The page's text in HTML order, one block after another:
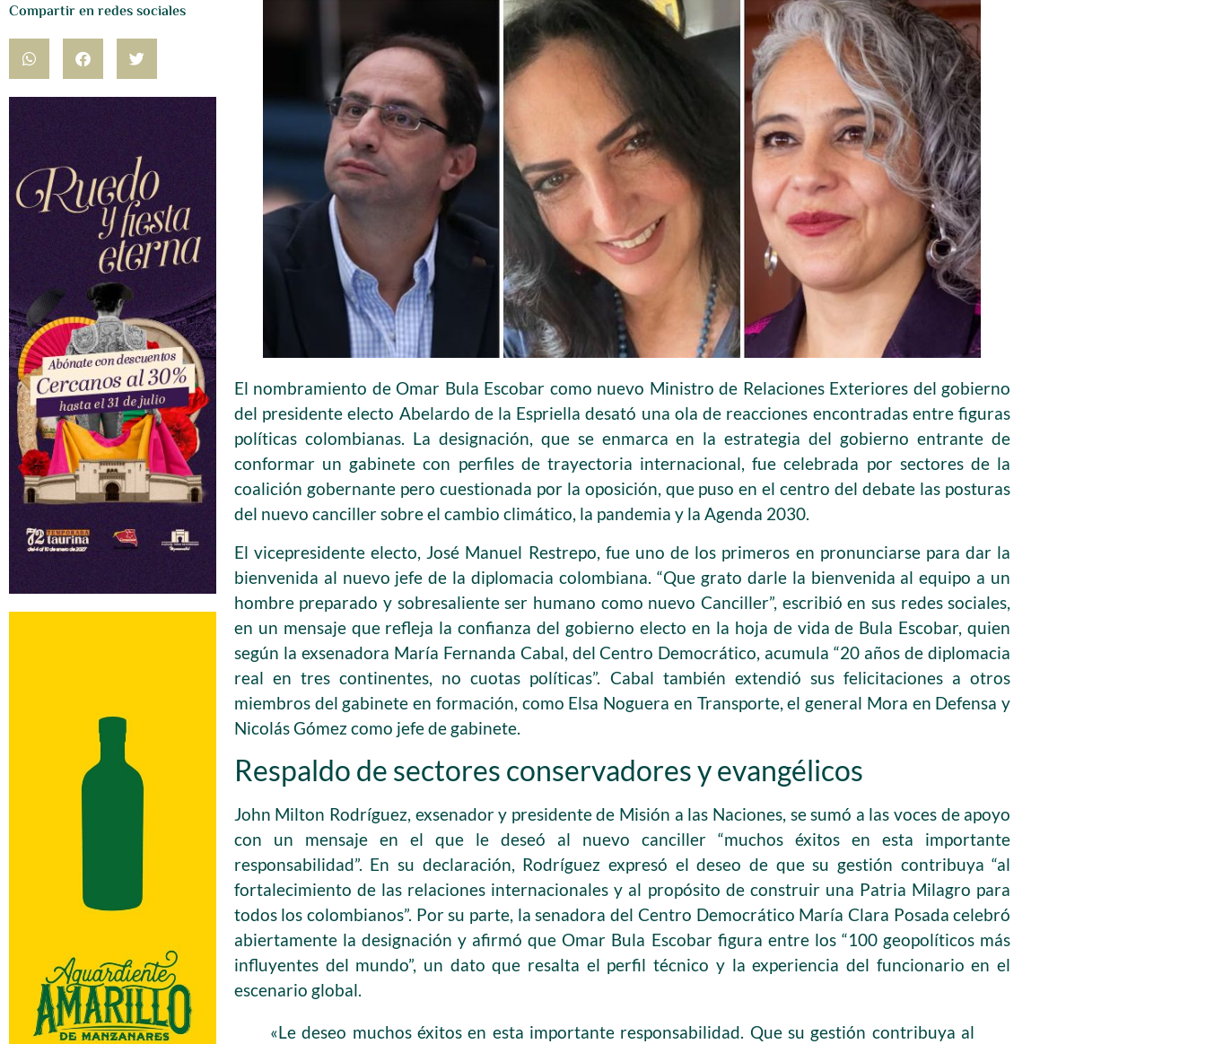
Compartir en redes sociales
El nombramiento de Omar Bula Escobar como nuevo Ministro de Relaciones Exteriores del gobierno
del presidente electo Abelardo de la Espriella desató una ola de reacciones encontradas entre figuras
políticas colombianas. La designación, que se enmarca en la estrategia del gobierno entrante de
conformar un gabinete con perfiles de trayectoria internacional, fue celebrada por sectores de la
coalición gobernante pero cuestionada por la oposición, que puso en el centro del debate las posturas
del nuevo canciller sobre el cambio climático, la pandemia y la Agenda 2030.
El vicepresidente electo, José Manuel Restrepo, fue uno de los primeros en pronunciarse para dar la
bienvenida al nuevo jefe de la diplomacia colombiana. “Que grato darle la bienvenida al equipo a un
hombre preparado y sobresaliente ser humano como nuevo Canciller”, escribió en sus redes sociales,
en un mensaje que refleja la confianza del gobierno electo en la hoja de vida de Bula Escobar, quien
según la exsenadora María Fernanda Cabal, del Centro Democrático, acumula “20 años de diplomacia
real en tres continentes, no cuotas políticas”. Cabal también extendió sus felicitaciones a otros
miembros del gabinete en formación, como Elsa Noguera en Transporte, el general Mora en Defensa y
Nicolás Gómez como jefe de gabinete.
Respaldo de sectores conservadores y evangélicos
John Milton Rodríguez, exsenador y presidente de Misión a las Naciones, se sumó a las voces de apoyo
con un mensaje en el que le deseó al nuevo canciller “muchos éxitos en esta importante
responsabilidad”. En su declaración, Rodríguez expresó el deseo de que su gestión contribuya “al
fortalecimiento de las relaciones internacionales y al propósito de construir una Patria Milagro para
todos los colombianos”. Por su parte, la senadora del Centro Democrático María Clara Posada celebró
abiertamente la designación y afirmó que Omar Bula Escobar figura entre los “100 geopolíticos más
influyentes del mundo”, un dato que resalta el perfil técnico y la experiencia del funcionario en el
escenario global.
«Le deseo muchos éxitos en esta importante responsabilidad. Que su gestión contribuya al